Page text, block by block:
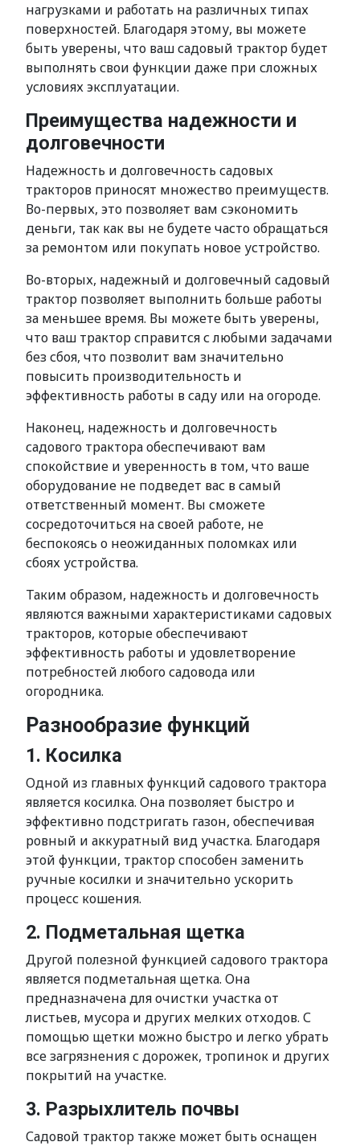
нагрузками и работать на различных типах
поверхностей. Благодаря этому, вы можете
быть уверены, что ваш садовый трактор будет
выполнять свои функции даже при сложных
условиях эксплуатации.
Преимущества надежности и
долговечности
Надежность и долговечность садовых
тракторов приносят множество преимуществ.
Во-первых, это позволяет вам сэкономить
деньги, так как вы не будете часто обращаться
за ремонтом или покупать новое устройство.
Во-вторых, надежный и долговечный садовый
трактор позволяет выполнить больше работы
за меньшее время. Вы можете быть уверены,
что ваш трактор справится с любыми задачами
без сбоя, что позволит вам значительно
повысить производительность и
эффективность работы в саду или на огороде.
Наконец, надежность и долговечность
садового трактора обеспечивают вам
спокойствие и уверенность в том, что ваше
оборудование не подведет вас в самый
ответственный момент. Вы сможете
сосредоточиться на своей работе, не
беспокоясь о неожиданных поломках или
сбоях устройства.
Таким образом, надежность и долговечность
являются важными характеристиками садовых
тракторов, которые обеспечивают
эффективность работы и удовлетворение
потребностей любого садовода или
огородника.
Разнообразие функций
1. Косилка
Одной из главных функций садового трактора
является косилка. Она позволяет быстро и
эффективно подстригать газон, обеспечивая
ровный и аккуратный вид участка. Благодаря
этой функции, трактор способен заменить
ручные косилки и значительно ускорить
процесс кошения.
2. Подметальная щетка
Другой полезной функцией садового трактора
является подметальная щетка. Она
предназначена для очистки участка от
листьев, мусора и других мелких отходов. С
помощью щетки можно быстро и легко убрать
все загрязнения с дорожек, тропинок и других
покрытий на участке.
3. Разрыхлитель почвы
Садовой трактор также может быть оснащен